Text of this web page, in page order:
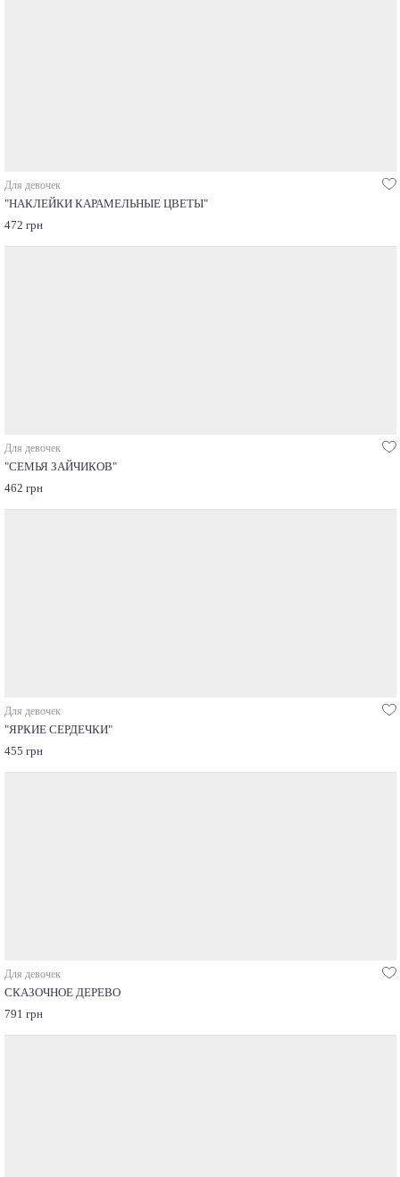
Для девочек
"НАКЛЕЙКИ КАРАМЕЛЬНЫЕ ЦВЕТЫ"
472 грн
Для девочек
"СЕМЬЯ ЗАЙЧИКОВ"
462 грн
Для девочек
"ЯРКИЕ СЕРДЕЧКИ"
455 грн
Для девочек
СКАЗОЧНОЕ ДЕРЕВО
791 грн